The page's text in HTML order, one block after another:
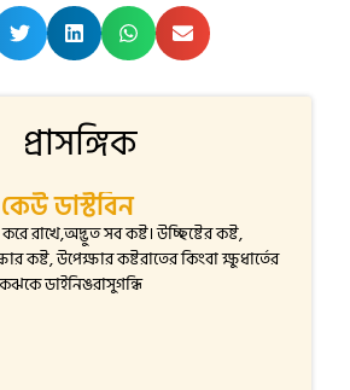
প্রাসঙ্গিক
ডাস্টবিন
রাখে,অদ্ভুত সব কষ্ট। উচ্ছিষ্টের কষ্ট,
কষ্ট, উপেক্ষার কষ্টরাতের কিংবা ক্ষুধার্তের
ডাইনিঙরাসুগন্ধি